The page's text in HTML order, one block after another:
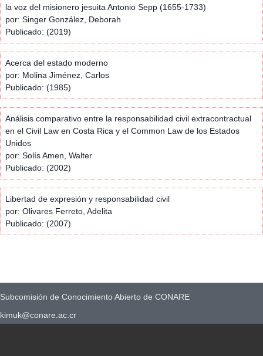
la voz del misionero jesuita Antonio Sepp (1655-1733)
por: Singer González, Deborah
Publicado: (2019)
Acerca del estado moderno
por: Molina Jiménez, Carlos
Publicado: (1985)
Análisis comparativo entre la responsabilidad civil extracontractual
en el Civil Law en Costa Rica y el Common Law de los Estados
Unidos
por: Solís Amen, Walter
Publicado: (2002)
Libertad de expresión y responsabilidad civil
por: Olivares Ferreto, Adelita
Publicado: (2007)
Subcomisión de Conocimiento Abierto de CONARE
kimuk@conare.ac.cr